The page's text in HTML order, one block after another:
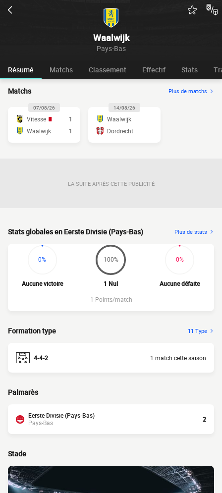
Waalwijk
Pays-Bas
Résumé Matchs Classement Effectif Stats
Matchs Plus de matchs
07/08/26
Vitesse
1
Waalwijk
1
14/08/26
Waalwijk
Dordrecht
LA SUITE APRÈS CETTE PUBLICITÉ
Stats globales en Eerste Divisie (Pays-Bas) Plus de stats
0%
Aucune victoire
100%
1 Nul
0%
Aucune défaite
1 Points/match
Formation type 11 Type
4-4-2 1 match cette saison
Palmarès
Eerste Divisie (Pays-Bas)
Pays-Bas
2
Stade